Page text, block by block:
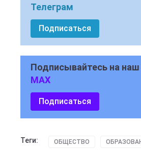
Телеграм
Подписаться
Подписывайтесь на наш
MAX
Подписаться
Теги: ОБЩЕСТВО